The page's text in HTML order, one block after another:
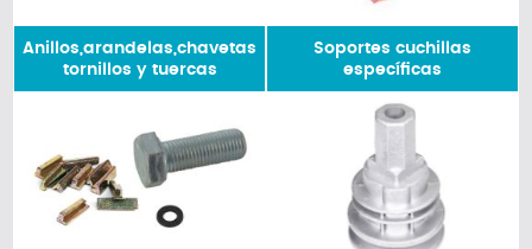
Anillos,arandelas,chavetas
tornillos y tuercas
Soportes cuchillas
específicas